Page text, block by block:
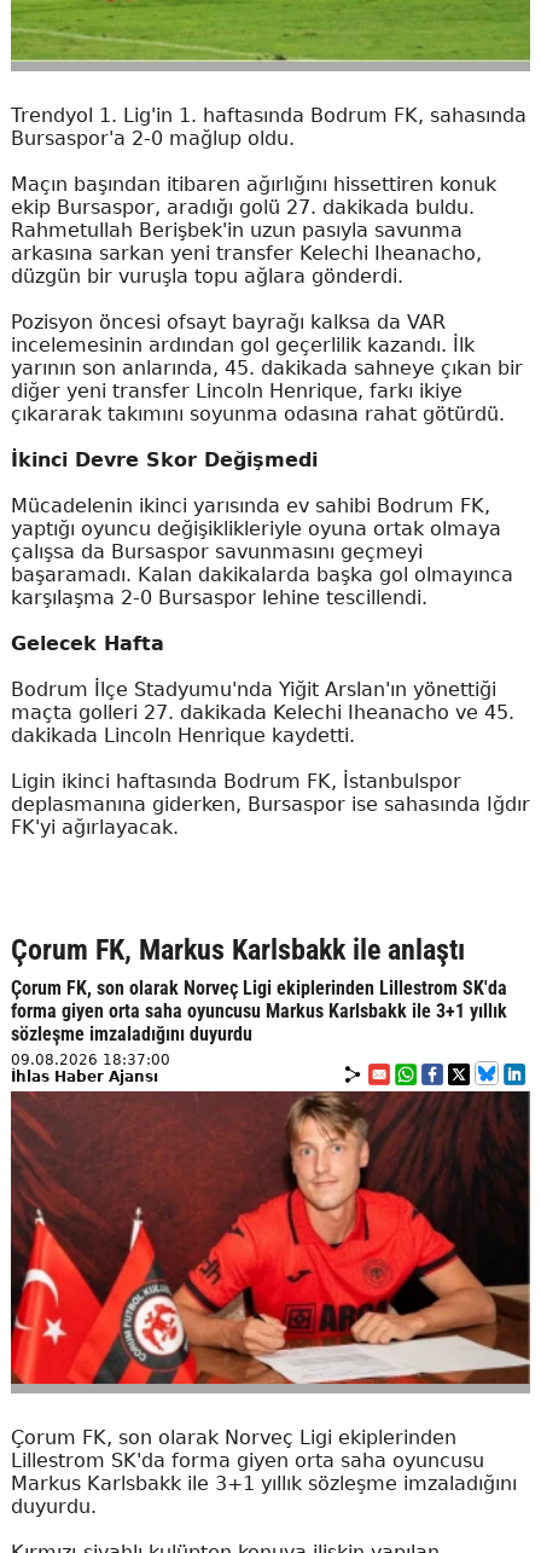
Trendyol 1. Lig'in 1. haftasında Bodrum FK, sahasında
Bursaspor'a 2-0 mağlup oldu.
Maçın başından itibaren ağırlığını hissettiren konuk
ekip Bursaspor, aradığı golü 27. dakikada buldu.
Rahmetullah Berişbek'in uzun pasıyla savunma
arkasına sarkan yeni transfer Kelechi Iheanacho,
düzgün bir vuruşla topu ağlara gönderdi.
Pozisyon öncesi ofsayt bayrağı kalksa da VAR
incelemesinin ardından gol geçerlilik kazandı. İlk
yarının son anlarında, 45. dakikada sahneye çıkan bir
diğer yeni transfer Lincoln Henrique, farkı ikiye
çıkararak takımını soyunma odasına rahat götürdü.
İkinci Devre Skor Değişmedi
Mücadelenin ikinci yarısında ev sahibi Bodrum FK,
yaptığı oyuncu değişiklikleriyle oyuna ortak olmaya
çalışsa da Bursaspor savunmasını geçmeyi
başaramadı. Kalan dakikalarda başka gol olmayınca
karşılaşma 2-0 Bursaspor lehine tescillendi.
Gelecek Hafta
Bodrum İlçe Stadyumu'nda Yiğit Arslan'ın yönettiği
maçta golleri 27. dakikada Kelechi Iheanacho ve 45.
dakikada Lincoln Henrique kaydetti.
Ligin ikinci haftasında Bodrum FK, İstanbulspor
deplasmanına giderken, Bursaspor ise sahasında Iğdır
FK'yi ağırlayacak.
Çorum FK, Markus Karlsbakk ile anlaştı
Çorum FK, son olarak Norveç Ligi ekiplerinden Lillestrom SK'da
forma giyen orta saha oyuncusu Markus Karlsbakk ile 3+1 yıllık
sözleşme imzaladığını duyurdu
09.08.2026 18:37:00
İhlas Haber Ajansı
Çorum FK, son olarak Norveç Ligi ekiplerinden
Lillestrom SK'da forma giyen orta saha oyuncusu
Markus Karlsbakk ile 3+1 yıllık sözleşme imzaladığını
duyurdu.